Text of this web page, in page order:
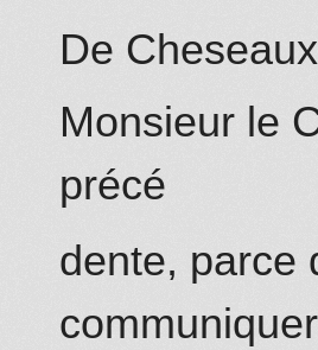
De Cheseaux
Monsieur le
précé
dente, parce
communiquer